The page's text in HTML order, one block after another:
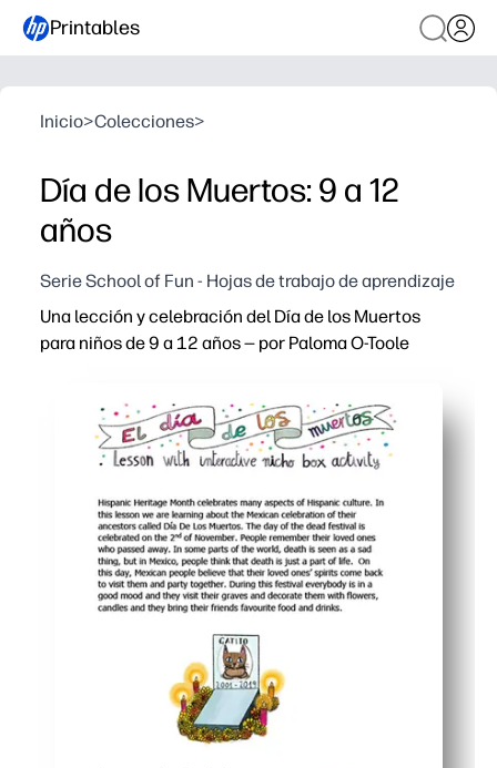
Printables
Inicio>Colecciones>
Día de los Muertos: 9 a 12
años
Serie School of Fun - Hojas de trabajo de aprendizaje
Una lección y celebración del Día de los Muertos
para niños de 9 a 12 años — por Paloma O-Toole